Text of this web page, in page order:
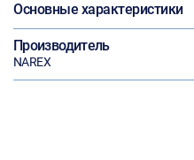
Основные характеристики
Производитель
NAREX